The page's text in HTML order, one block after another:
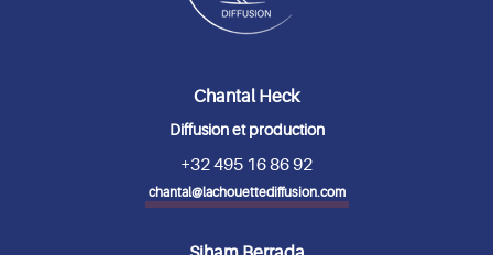
Chantal Heck
Diffusion et production
+32 495 16 86 92
chantal@lachouettediffusion.com